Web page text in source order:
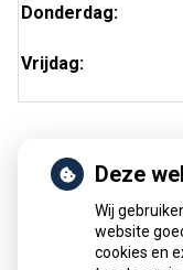
Donderdag:
Vrijdag:
Nieuws
Sinds huisartsen
neemt gebruik toe
Deze
Wij
website
cookies en